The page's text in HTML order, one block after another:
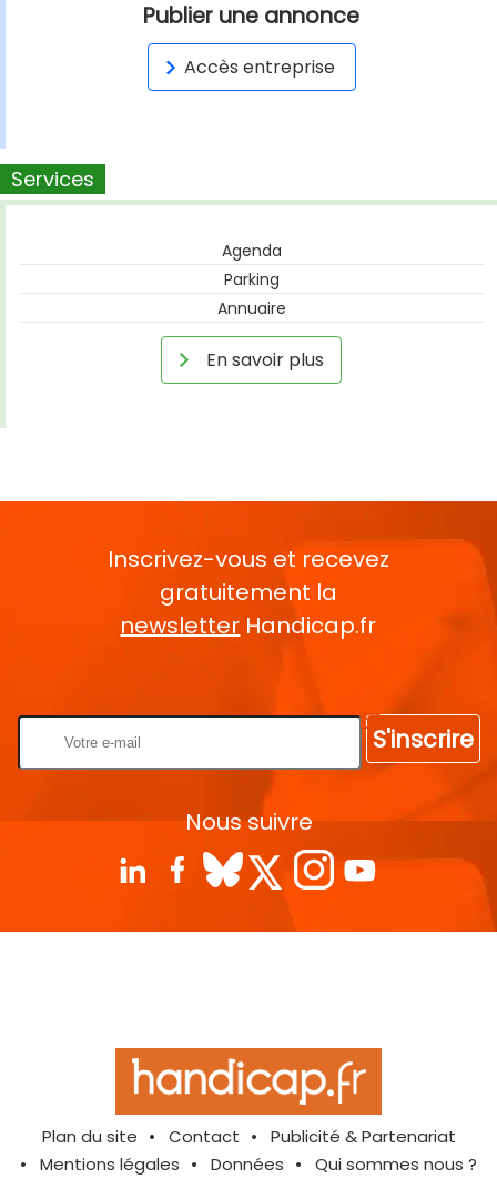
Publier une annonce
Accès entreprise
Services
Agenda
Parking
Annuaire
En savoir plus
Inscrivez-vous et recevez
gratuitement la
newsletter Handicap.fr
S'inscrire
Nous suivre
Plan du site Contact
Publicité & Partenariat
Mentions légales
Données Qui sommes nous ?